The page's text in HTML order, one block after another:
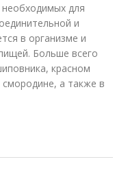
для
и
в организме и
Больше всего
красном
а также в